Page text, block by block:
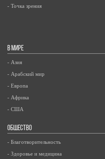
- Точка зрения
В МИРЕ
- Азия
- Арабский мир
- Европа
- Африка
- США
ОБЩЕСТВО
- Благотворительность
- Здоровье и медицина